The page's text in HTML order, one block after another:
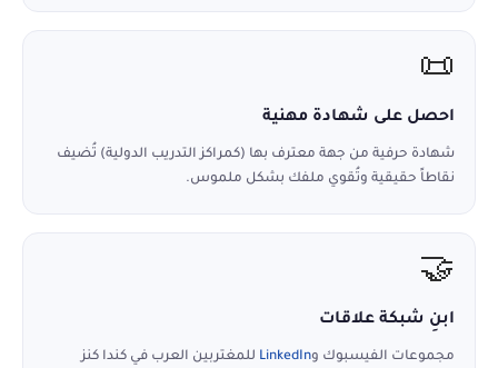
📜
احصل على شهادة مهنية
شهادة حرفية من جهة معترف بها (كمراكز التدريب الدولية) تُضيف
نقاطاً حقيقية وتُقوي ملفك بشكل ملموس.
🤝
ابنِ شبكة علاقات
مجموعات الفيسبوك وLinkedIn للمغتربين العرب في كندا كنز